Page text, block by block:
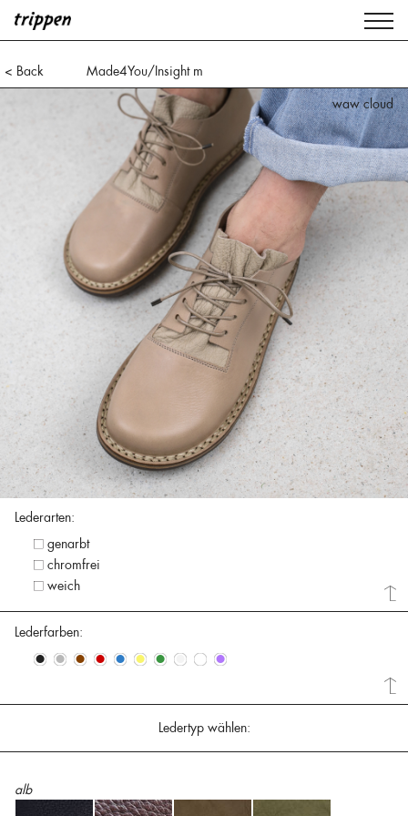
< Back
Made4You/Insight m
waw cloud
waw espresso
Lederarten:
genarbt
chromfrei
weich
Lederfarben:
• • • • • • • • • •
Ledertyp wählen:
alb